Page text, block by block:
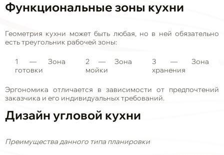
Функциональные зоны кухни
Геометрия кухни может быть любая, но в ней обязательно
есть треугольник рабочей зоны:
1 — Зона
готовки
2 — Зона
мойки
3 — Зона
хранения
Эргономика отличается в зависимости от предпочтений
заказчика и его индивидуальных требований.
Дизайн угловой кухни
Преимущества данного типа планировки